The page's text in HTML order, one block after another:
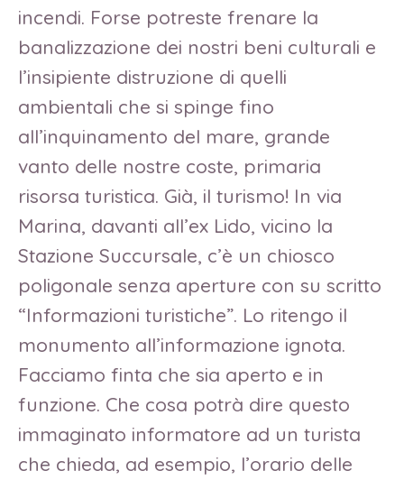
incendi. Forse potreste frenare la
banalizzazione dei nostri beni culturali e
l’insipiente distruzione di quelli
ambientali che si spinge fino
all’inquinamento del mare, grande
vanto delle nostre coste, primaria
risorsa turistica. Già, il turismo! In via
Marina, davanti all’ex Lido, vicino la
Stazione Succursale, c’è un chiosco
poligonale senza aperture con su scritto
“Informazioni turistiche”. Lo ritengo il
monumento all’informazione ignota.
Facciamo finta che sia aperto e in
funzione. Che cosa potrà dire questo
immaginato informatore ad un turista
che chieda, ad esempio, l’orario delle